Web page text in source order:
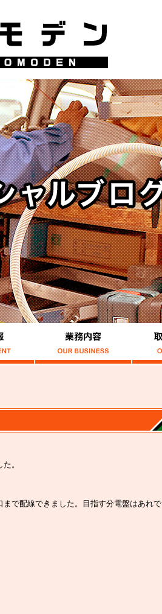
。
で配線できました。目指す分電盤はあれで